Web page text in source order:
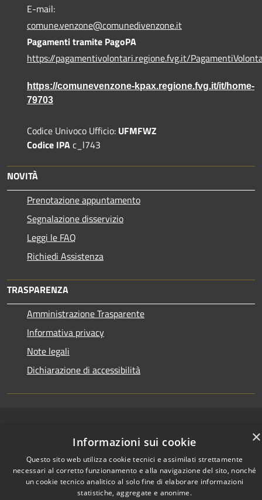
E-mail:
comune.venzone@comunedivenzone.it
Pagamenti tramite PagoPA
https://pagamentivolontari.regione.fvg.it/
https://comunevenzone-kpax.regione.fvg.it/it/home-
79703
Codice Univoco Ufficio: UFMFWZ
Codice IPAc_l743
NOVITÀ
Prenotazione appuntamento
Segnalazione disservizio
Leggi le FAQ
Richiedi Assistenza
TRASPARENZA
Amministrazione Trasparente
Informativa privacy
Note legali
Dichiarazione di accessibilità
Privacy
Cookie
Sitemap
Powered byMunicipium
Admin access
×
Informazioni sui cookie
Questo sito web utilizza cookie tecnici e assimilati strettamente
necessari al corretto funzionamento e alla navigazione del sito, nonché
un cookie tecnico analitico al solo fine di elaborare informazioni
statistiche, aggregate e anonime.